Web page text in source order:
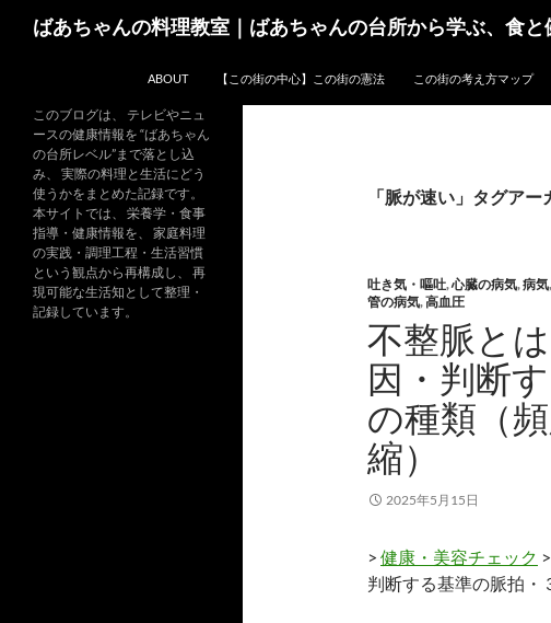
ばあちゃんの料理教室｜ばあちゃんの台所から学ぶ、食と
ABOUT 【この街の中心】この街の憲法 この街の考え方マップ
「脈が速い」タグアー
吐き気・嘔吐,心臓の病気,病気,
管の病気,高血圧
不整脈と
因・判断
の種類（
縮）
2025年5月15日
> 健康・美容チェック >
判断する基準の脈拍・
このブログは、 テレビやニュ
ースの健康情報を “ばあちゃん
の台所レベル”まで落とし込
み、 実際の料理と生活にどう
使うかをまとめた記録です。
本サイトでは、 栄養学・食事
指導・健康情報を、 家庭料理
の実践・調理工程・生活習慣
という観点から再構成し、 再
現可能な生活知として整理・
記録しています。